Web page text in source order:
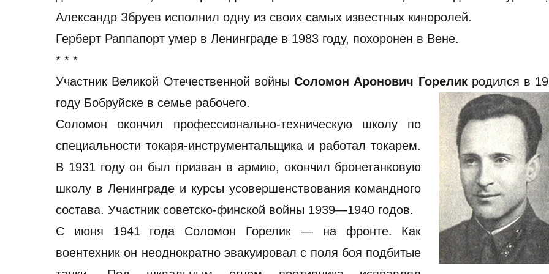
Александр Збруев исполнил одну из своих самых известных киноролей.
Герберт Раппапорт умер в Ленинграде в 1983 году, похоронен в Вене.
* * *
Участник Великой Отечественной войныСоломон Аронович Гореликродился в
году Бобруйске в семье рабочего.
Соломон окончил профессионально-техническую школу по
специальности токаря-инструментальщика и работал токарем.
В 1931 году он был призван в армию, окончил бронетанковую
школу в Ленинграде и курсы усовершенствования командного
состава. Участник советско-финской войны 1939—1940 годов.
С июня 1941 года Соломон Горелик — на фронте. Как
воентехник он неоднократно эвакуировал с поля боя подбитые